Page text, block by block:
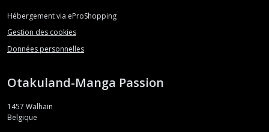
Hébergement via eProShopping
Gestion des cookies
Données personnelles
Otakuland-Manga Passion
1457 Walhain
Belgique